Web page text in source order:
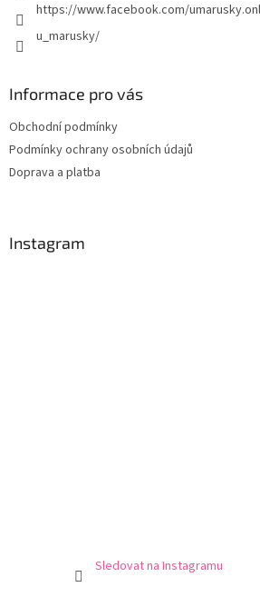
https://www.facebook.com/
u_marusky/
Informace pro vás
Obchodní podmínky
Podmínky ochrany osobních údajů
Doprava a platba
Instagram
Sledovat na Instagramu